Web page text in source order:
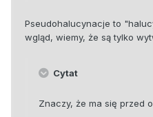
Pseudohalucynacje to
wgląd, wiemy, że są tylko
Cytat
Znaczy, że ma się przed